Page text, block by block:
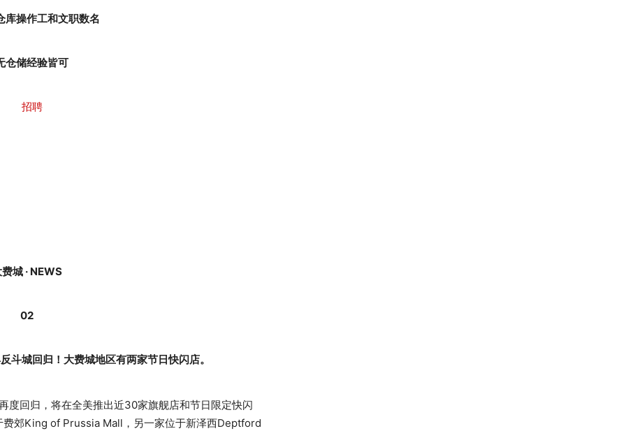
库操作工和文职数名
仓储经验皆可
城 · NEWS
02
斗城回归！大费城地区有两家节日快闪店。
度回归，将在全美推出近30家旗舰店和节日限定快闪
费郊King of Prussia Mall，另一家位于新泽西Deptford